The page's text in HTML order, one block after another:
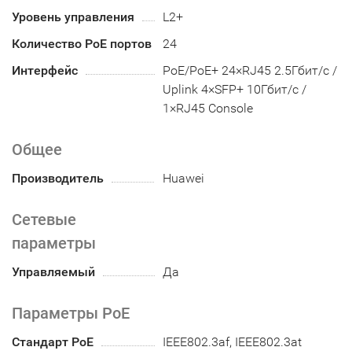
Уровень управления
L2+
Количество PoE портов
24
Интерфейс
PoE/PoE+ 24×RJ45 2.5Гбит/с /
Uplink 4×SFP+ 10Гбит/с /
1×RJ45 Console
Общее
Производитель Huawei
Сетевые
параметры
Управляемый Да
Параметры PoE
Стандарт PoE
IEEE802.3af, IEEE802.3at